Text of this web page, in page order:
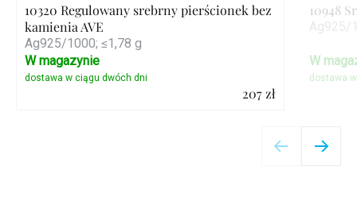
10320 Regulowany srebrny pierścionek bez
kamienia AVE
Ag925/1000; ≤1,78 g
207 zł
W magazynie
10948
W